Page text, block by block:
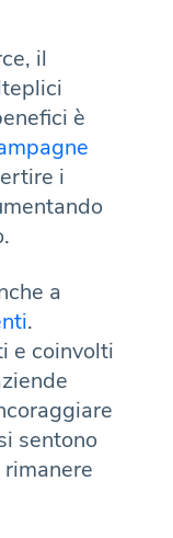
il
è
i
a
.
e coinvolti
sentono